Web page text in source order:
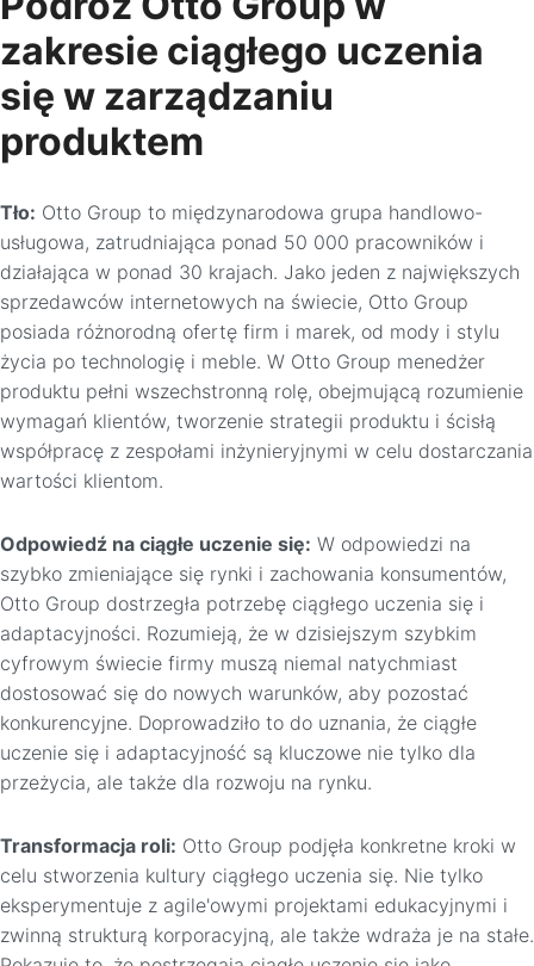
zakresie ciągłego uczenia
się w zarządzaniu
produktem
Tło: Otto Group to międzynarodowa grupa handlowo-
usługowa, zatrudniająca ponad 50 000 pracowników i
działająca w ponad 30 krajach. Jako jeden z największych
sprzedawców internetowych na świecie, Otto Group
posiada różnorodną ofertę firm i marek, od mody i stylu
życia po technologię i meble. W Otto Group menedżer
produktu pełni wszechstronną rolę, obejmującą rozumienie
wymagań klientów, tworzenie strategii produktu i ścisłą
współpracę z zespołami inżynieryjnymi w celu dostarczania
wartości klientom.
Odpowiedź na ciągłe uczenie się: W odpowiedzi na
szybko zmieniające się rynki i zachowania konsumentów,
Otto Group dostrzegła potrzebę ciągłego uczenia się i
adaptacyjności. Rozumieją, że w dzisiejszym szybkim
cyfrowym świecie firmy muszą niemal natychmiast
dostosować się do nowych warunków, aby pozostać
konkurencyjne. Doprowadziło to do uznania, że ciągłe
uczenie się i adaptacyjność są kluczowe nie tylko dla
przeżycia, ale także dla rozwoju na rynku.
Transformacja roli: Otto Group podjęła konkretne kroki w
celu stworzenia kultury ciągłego uczenia się. Nie tylko
eksperymentuje z agile'owymi projektami edukacyjnymi i
zwinną strukturą korporacyjną, ale także wdraża je na stałe.